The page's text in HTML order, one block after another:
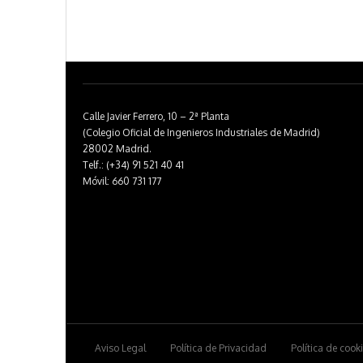
Calle Javier Ferrero, 10 – 2ª Planta
(Colegio Oficial de Ingenieros Industriales de Madrid)
28002 Madrid.
Telf.: (+34) 91 521 40 41
Móvil: 660 731 177
Aviso Legal Política de Privacidad Política de